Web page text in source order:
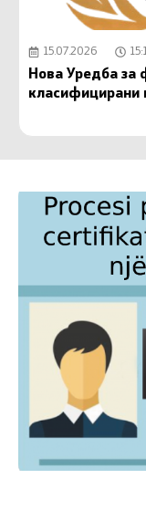
15.07.2026
Нова Уредба за